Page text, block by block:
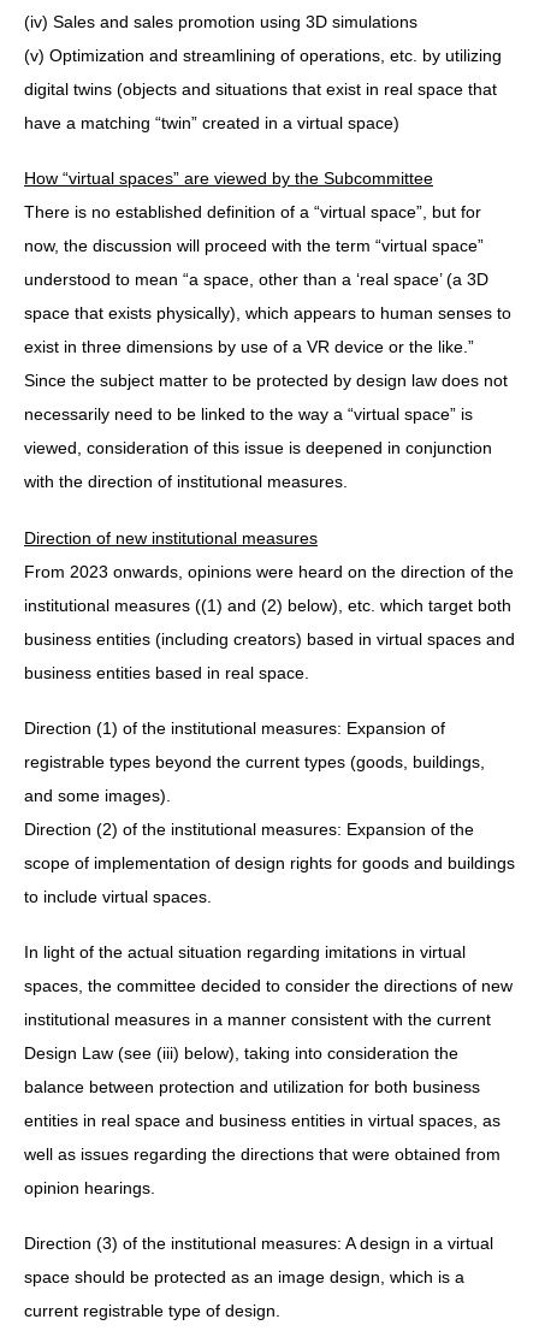
(iv) Sales and sales promotion using 3D simulations
(v) Optimization and streamlining of operations, etc. by utilizing
digital twins (objects and situations that exist in real space that
have a matching “twin” created in a virtual space)
How “virtual spaces” are viewed by the Subcommittee
There is no established definition of a “virtual space”, but for
now, the discussion will proceed with the term “virtual space”
understood to mean “a space, other than a ‘real space’ (a 3D
space that exists physically), which appears to human senses to
exist in three dimensions by use of a VR device or the like.”
Since the subject matter to be protected by design law does not
necessarily need to be linked to the way a “virtual space” is
viewed, consideration of this issue is deepened in conjunction
with the direction of institutional measures.
Direction of new institutional measures
From 2023 onwards, opinions were heard on the direction of the
institutional measures ((1) and (2) below), etc. which target both
business entities (including creators) based in virtual spaces and
business entities based in real space.
Direction (1) of the institutional measures: Expansion of
registrable types beyond the current types (goods, buildings,
and some images).
Direction (2) of the institutional measures: Expansion of the
scope of implementation of design rights for goods and buildings
to include virtual spaces.
In light of the actual situation regarding imitations in virtual
spaces, the committee decided to consider the directions of new
institutional measures in a manner consistent with the current
Design Law (see (iii) below), taking into consideration the
balance between protection and utilization for both business
entities in real space and business entities in virtual spaces, as
well as issues regarding the directions that were obtained from
opinion hearings.
Direction (3) of the institutional measures: A design in a virtual
space should be protected as an image design, which is a
current registrable type of design.